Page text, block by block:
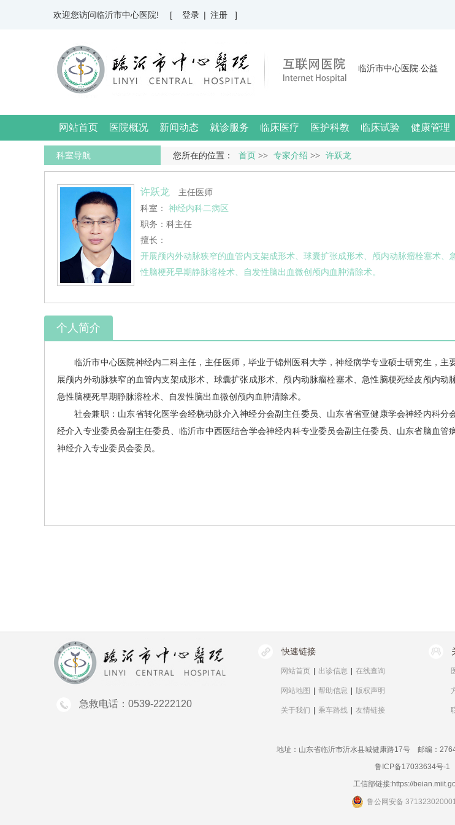
欢迎您访问临沂市中心医院! [ 登录 | 注册 ]
临沂市中心医院.公益
网站首页 医院概况 新闻动态 就诊服务 临床医疗 医护科教 临床试验 健康管理
您所在的位置： 首页 >> 专家介绍 >> 许跃龙
科室导航
许跃龙
主任医师
科室： 神经内科二病区
职务：科主任
擅长：
开展颅内外动脉狭窄的血管内支架成形术、球囊扩张成形术、颅内动脉瘤栓塞术
性脑梗死早期静脉溶栓术、自发性脑出血微创颅内血肿清除术。
个人简介
临沂市中心医院神经内二科主任，主任医师，毕业于锦州医科大学，神经病学专业硕士研究生，主
展颅内外动脉狭窄的血管内支架成形术、球囊扩张成形术、颅内动脉瘤栓塞术、急性脑梗死经皮颅内动
急性脑梗死早期静脉溶栓术、自发性脑出血微创颅内血肿清除术。
社会兼职： 山东省转化医学会经桡动脉介入神经分会副主任委员、山东省省亚健康学会神经内科分
经介入专业委员会副主任委员、临沂市中西医结合学会神经内科专业委员会副主任委员、山东省脑血管
神经介入专业委员会委员。
急救电话：0539-2222120
快速链接
网站首页 出诊信息 在线查询
网站地图 帮助信息 版权声明
关于我们 乘车路线 友情链接
地址：山东省临沂市沂水县城健康路17号 邮编：
鲁ICP备17033634号-1
工信部链接:https://
鲁公网安备